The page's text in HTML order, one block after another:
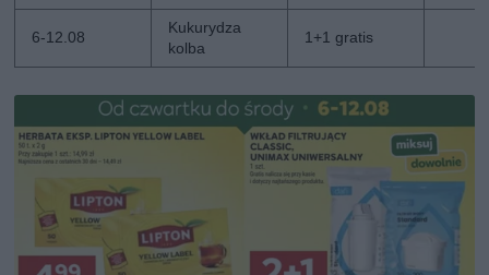
6-12.08
Kukurydza
kolba
1+1 gratis